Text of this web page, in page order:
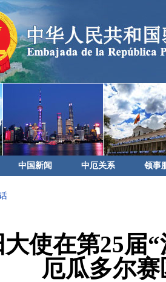
中国新闻 中厄关系 领事
使在第25届
厄瓜多尔